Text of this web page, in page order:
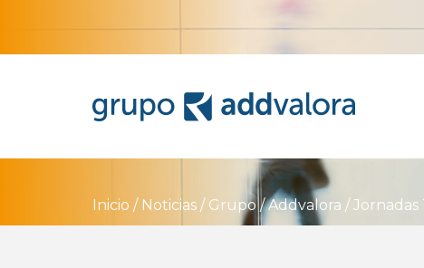
Inicio / Noticias / Grupo/Addvalora / Jornadas